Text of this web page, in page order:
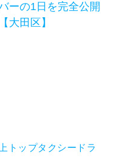
ーの1日を完全公開
【大田区】
トップタクシードラ